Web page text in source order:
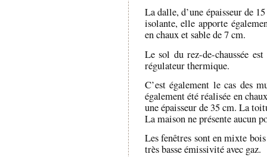
La dalle, d’une épaisseur de
isolante, elle apporte
en chaux et sable de 7 cm.
Le sol du rez-de-chaussée
régulateur thermique.
C’est également le cas des
également été réalisée en
une épaisseur de 35 cm. La
La maison ne présente aucun
Les fenêtres sont en mixte
très basse émissivité avec gaz.